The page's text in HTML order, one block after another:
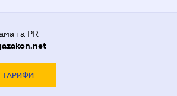
та PR
ТАРИФИ